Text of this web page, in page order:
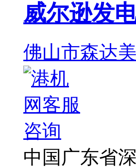
威尔逊发
佛山市森达
中国广东省